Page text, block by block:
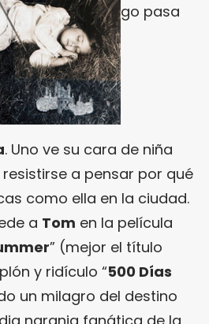
go pasa
. Uno ve su cara de niña
a pensar por qué
como ella en la ciudad.
a Tom en la película
” (mejor el título
y ridículo “500 Días
un milagro del destino